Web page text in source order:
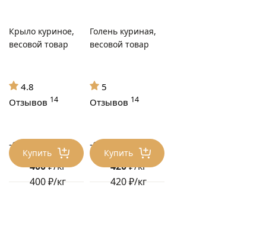
Купить
-17% 480 ₽/кг
400₽/кг
400 ₽/кг
Крыло куриное,
весовой товар
4.8
Отзывов 14
Купить
-17% 504 ₽/кг
420₽/кг
420 ₽/кг
Голень куриная,
весовой товар
5
Отзывов 14